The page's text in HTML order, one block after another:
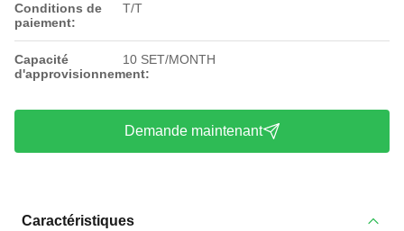
Conditions de
paiement:
T/T
Capacité
d'approvisionnement:
10 SET/MONTH
Demande maintenant
Caractéristiques